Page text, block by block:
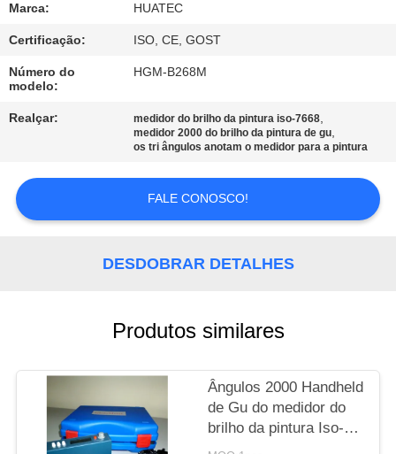
CONTACTE-
NOS
PEÇA
CITAÇÕES
POLICY
Marca: HUATEC
Certificação: ISO, CE, GOST
Número do
modelo:
HGM-B268M
Realçar: medidor do brilho da pintura iso-7668,
medidor 2000 do brilho da pintura de gu,
os tri ângulos anotam o medidor para a pintura
FALE CONOSCO!
DESDOBRAR DETALHES
Produtos similares
Ângulos 2000 Handheld
de Gu do medidor do
brilho da pintura Iso-
7668 tri tri Digitas